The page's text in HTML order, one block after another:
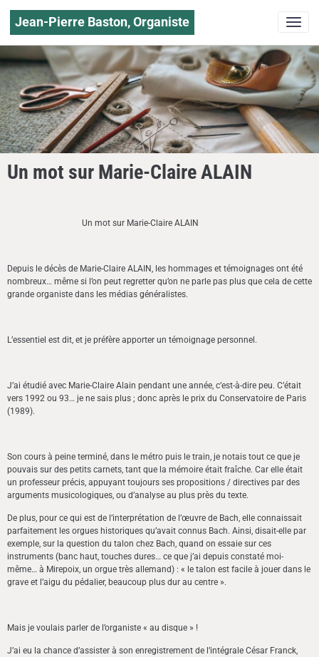
Jean-Pierre Baston, Organiste
Un mot sur Marie-Claire ALAIN
Un mot sur Marie-Claire ALAIN
Depuis le décès de Marie-Claire ALAIN, les hommages et témoignages ont été
nombreux… même si l’on peut regretter qu’on ne parle pas plus que cela de cette
grande organiste dans les médias généralistes.
L’essentiel est dit, et je préfère apporter un témoignage personnel.
J’ai étudié avec Marie-Claire Alain pendant une année, c’est-à-dire peu. C’était
vers 1992 ou 93… je ne sais plus ; donc après le prix du Conservatoire de Paris
(1989).
Son cours à peine terminé, dans le métro puis le train, je notais tout ce que je
pouvais sur des petits carnets, tant que la mémoire était fraîche. Car elle était
un professeur précis, appuyant toujours ses propositions / directives par des
arguments musicologiques, ou d’analyse au plus près du texte.
De plus, pour ce qui est de l’interprétation de l’œuvre de Bach, elle connaissait
parfaitement les orgues historiques qu’avait connus Bach. Ainsi, disait-elle par
exemple, sur la question du talon chez Bach, quand on essaie sur ces
instruments (banc haut, touches dures… ce que j’ai depuis constaté moi-
même… à Mirepoix, un orgue très allemand) : « le talon est facile à jouer dans le
grave et l’aigu du pédalier, beaucoup plus dur au centre ».
Mais je voulais parler de l’organiste « au disque » !
J’ai eu la chance d’assister à son enregistrement de l’intégrale César Franck,